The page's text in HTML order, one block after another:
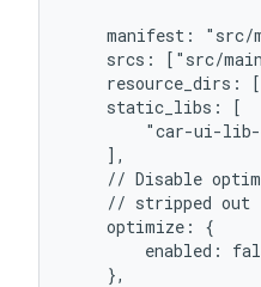
manifest: "src/
srcs: ["src/
resource_dirs:
    static_libs: [
"car-ui-
    ],
// Disable
    // stripped out
    optimize: {
enabled:
    },